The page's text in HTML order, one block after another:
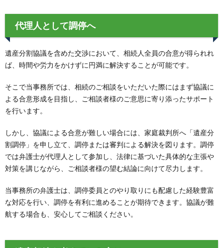
代理人として調停へ
遺産分割協議を含めた交渉において、相続人全員の合意が得られれ
ば、時間や労力をかけずに円満に解決することが可能です。
そこで当事務所では、相続のご相談をいただいた際にはまず協議に
よる合意形成を目指し、ご相談者様のご意思に寄り添ったサポート
を行います。
しかし、協議による合意が難しい場合には、家庭裁判所へ「遺産分
割調停」を申し立て、調停または審判による解決を図ります。調停
では弁護士が代理人として参加し、法律に基づいた具体的な主張や
対策を講じながら、ご相談者様の望む結論に向けて尽力します。
当事務所の弁護士は、調停委員とのやり取りにも配慮した経験豊富
な対応を行い、調停を有利に進めることが期待できます。協議が難
航する場合も、安心してご相談ください。